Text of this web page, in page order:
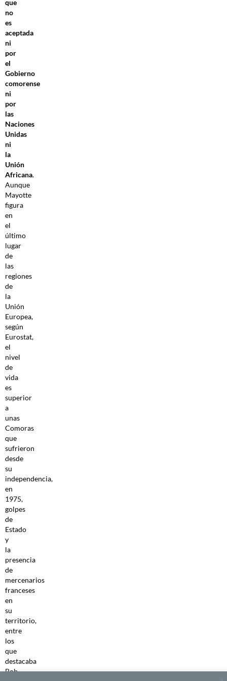
que
no
es
aceptada
ni
por
el
Gobierno
comorense
ni
por
las
Naciones
Unidas
ni
la
Unión
Africana.
Aunque
Mayotte
figura
en
el
último
lugar
de
las
regiones
de
la
Unión
Europea,
según
Eurostat,
el
nivel
de
vida
es
superior
a
unas
Comoras
que
sufrieron
desde
su
independencia,
en
1975,
golpes
de
Estado
y
la
presencia
de
mercenarios
franceses
en
su
territorio,
entre
los
que
destacaba
Bob